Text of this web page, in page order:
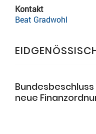
Kontakt
Beat Gradwohl
Bundesbeschluss
neue